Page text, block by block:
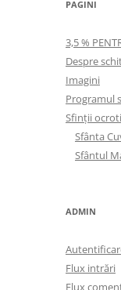
PAGINI
3,5 %
Despre
Imagini
Programul
Sfinţii
Sfânta
Sfântul
ADMIN
Flux intrări
Flux